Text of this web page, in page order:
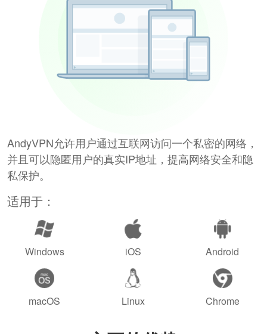
AndyVPN允许用户通过互联网访问一个私密的网络，
并且可以隐匿用户的真实IP地址，提高网络安全和隐
私保护。
适用于：
Windows iOS Android
macOS Linux Chrome